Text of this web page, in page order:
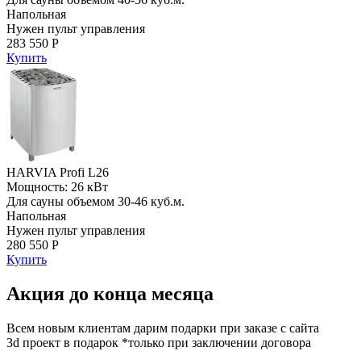
Напольная
Нужен пульт управления
283 550 Р
Купить
HARVIA Profi L26
Мощность: 26 кВт
Для сауны объемом 30-46 куб.м.
Напольная
Нужен пульт управления
280 550 Р
Купить
Акция до конца месяца
Всем новым клиентам дарим подарки при заказе с сайта
3d проект в подарок *только при заключении договора